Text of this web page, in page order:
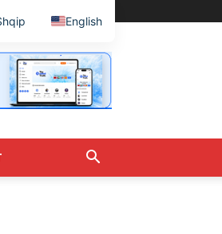
English